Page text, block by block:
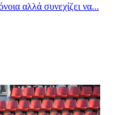
αλλά συνεχίζει να...